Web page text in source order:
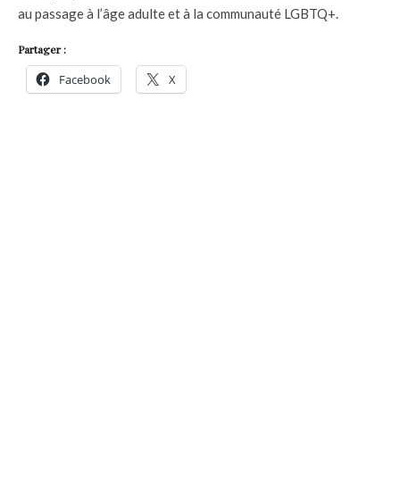
au passage à l’âge adulte et à la communauté LGBTQ+.
Partager :
Facebook X